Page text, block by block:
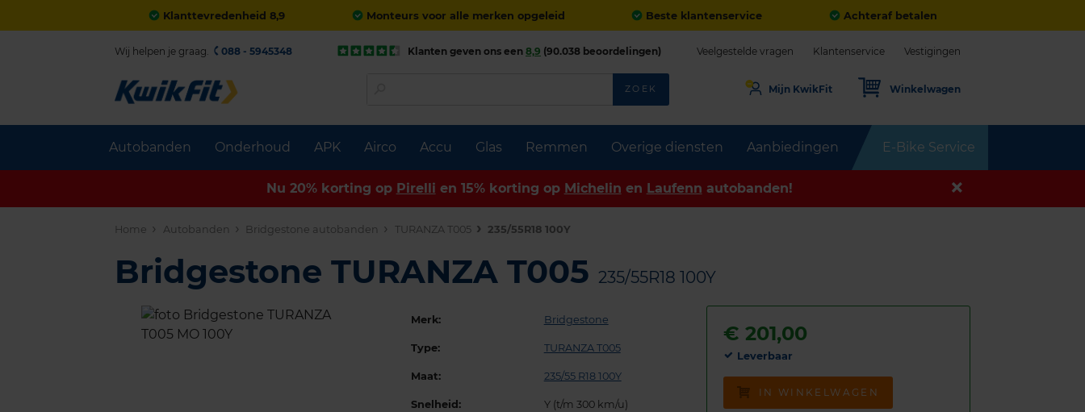
Klanttevredenheid 8,9 Monteurs voor alle merken opgeleid Beste klantenservice Achteraf betalen
Autobanden Onderhoud APK Airco Accu Glas Remmen Overige diensten Aanbiedingen E-Bike Service
Wij helpen je graag. 088 - 5945348 Klanten geven ons een 8,9 (90.038 beoordelingen) Veelgestelde vragen Klantenservice Vestigingen
ZOEK Mijn KwikFit Winkelwagen
Nu 20% korting op Pirelli en 15% korting op Michelin en Laufenn autobanden!
Home Autobanden Bridgestone autobanden TURANZA T005 235/55R18 100Y
Bridgestone TURANZA T005 235/55R18 100Y
Merk: Bridgestone
Type: TURANZA T005
Maat: 235/55 R18 100Y
Snelheid: Y (t/m 300 km/u)
€201,00
Leverbaar
IN WINKELWAGEN